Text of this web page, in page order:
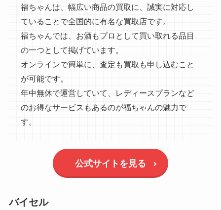
福ちゃんは、幅広い商品の買取に、誠実に対応し
ていることで全国的に有名な買取店です。
福ちゃんでは、お酒もプロとして買い取れる品目
の一つとして掲げています。
オンラインで簡単に、査定も買取も申し込むこと
が可能です。
年中無休で運営していて、レディースプランなど
のお得なサービスもあるのが福ちゃんの魅力で
す。
公式サイトを見る
バイセル